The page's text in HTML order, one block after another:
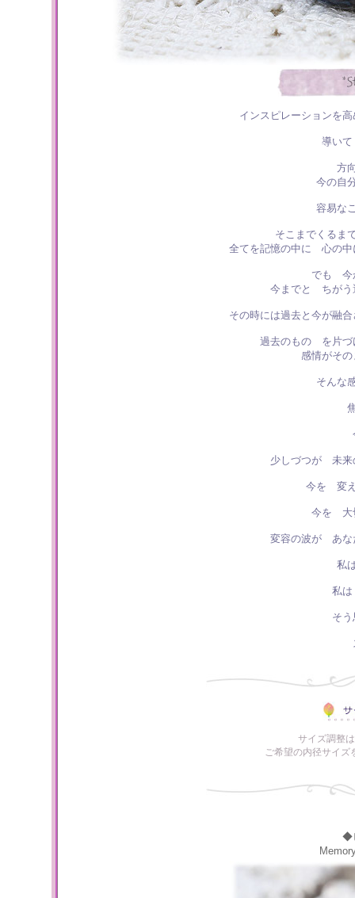
インスピレーションを
導いて
方
今の自
容易な
そこまでくるま
全てを記憶の中に 心の
でも 今
今までと ちがう
その時には過去と今が融
過去のもの を片づ
感情がそ
そんな
少しづつが 未来
今を 変え
今を 大
変容の波が あな
私
私
そ
サイズ調整
ご希望の内径サイズ
◆